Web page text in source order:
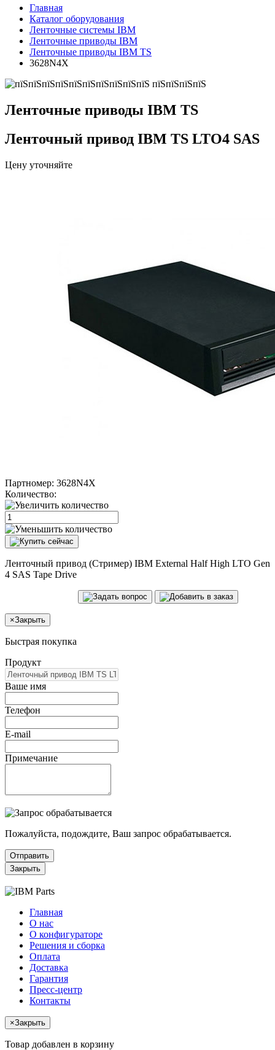
Главная
Каталог оборудования
Ленточные системы IBM
Ленточные приводы IBM
Ленточные приводы IBM TS
3628N4X
Ленточные приводы IBM TS
Ленточный привод IBM TS LTO4 SAS
Цену уточняйте
Партномер: 3628N4X
Количество:
Ленточный привод (Стример) IBM External Half High LTO Gen
4 SAS Tape Drive
×Закрыть
Быстрая покупка
Продукт
Ваше имя
Телефон
E-mail
Примечание
Пожалуйста, подождите, Ваш запрос обрабатывается.
Отправить
Закрыть
Главная
О нас
О конфигураторе
Решения и сборка
Оплата
Доставка
Гарантия
Пресс-центр
Контакты
×Закрыть
Товар добавлен в корзину